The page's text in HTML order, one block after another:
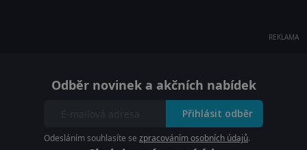
REKLAMA
Odběr novinek a akčních nabídek
Přihlásit odběr
Odesláním souhlasíte se zpracováním osobních údajů.